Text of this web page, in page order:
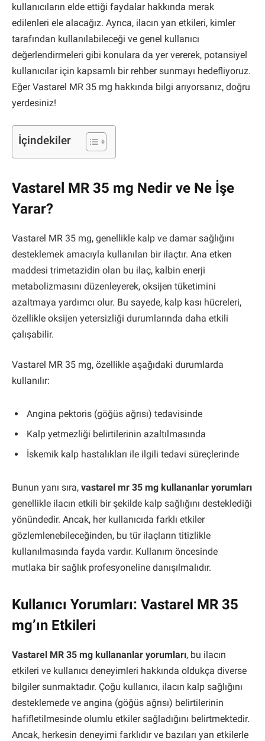
kullanıcıların elde ettiği faydalar hakkında merak
edilenleri ele alacağız. Ayrıca, ilacın yan etkileri, kimler
tarafından kullanılabileceği ve genel kullanıcı
değerlendirmeleri gibi konulara da yer vererek, potansiyel
kullanıcılar için kapsamlı bir rehber sunmayı hedefliyoruz.
Eğer Vastarel MR 35 mg hakkında bilgi arıyorsanız, doğru
yerdesiniz!
İçindekiler
Vastarel MR 35 mg Nedir ve Ne İşe
Yarar?
Vastarel MR 35 mg, genellikle kalp ve damar sağlığını
desteklemek amacıyla kullanılan bir ilaçtır. Ana etken
maddesi trimetazidin olan bu ilaç, kalbin enerji
metabolizmasını düzenleyerek, oksijen tüketimini
azaltmaya yardımcı olur. Bu sayede, kalp kası hücreleri,
özellikle oksijen yetersizliği durumlarında daha etkili
çalışabilir.
Vastarel MR 35 mg, özellikle aşağıdaki durumlarda
kullanılır:
Angina pektoris (göğüs ağrısı) tedavisinde
Kalp yetmezliği belirtilerinin azaltılmasında
İskemik kalp hastalıkları ile ilgili tedavi süreçlerinde
Bunun yanı sıra, vastarel mr 35 mg kullananlar yorumları
genellikle ilacın etkili bir şekilde kalp sağlığını desteklediği
yönündedir. Ancak, her kullanıcıda farklı etkiler
gözlemlenebileceğinden, bu tür ilaçların titizlikle
kullanılmasında fayda vardır. Kullanım öncesinde
mutlaka bir sağlık profesyoneline danışılmalıdır.
Kullanıcı Yorumları: Vastarel MR 35
mg’ın Etkileri
Vastarel MR 35 mg kullananlar yorumları, bu ilacın
etkileri ve kullanıcı deneyimleri hakkında oldukça diverse
bilgiler sunmaktadır. Çoğu kullanıcı, ilacın kalp sağlığını
desteklemede ve angina (göğüs ağrısı) belirtilerinin
hafifletilmesinde olumlu etkiler sağladığını belirtmektedir.
Ancak, herkesin deneyimi farklıdır ve bazıları yan etkilerle